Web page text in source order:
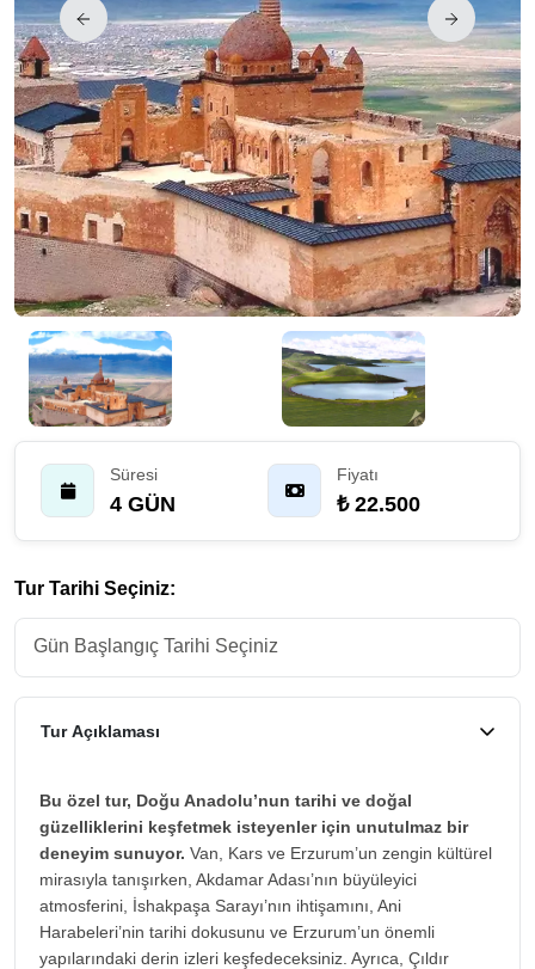
Süresi
4 GÜN
Fiyatı
₺ 22.500
Tur Tarihi Seçiniz:
Tur Açıklaması
Bu özel tur, Doğu Anadolu’nun tarihi ve doğal
güzelliklerini keşfetmek isteyenler için unutulmaz bir
deneyim sunuyor. Van, Kars ve Erzurum’un zengin kültürel
mirasıyla tanışırken, Akdamar Adası’nın büyüleyici
atmosferini, İshakpaşa Sarayı’nın ihtişamını, Ani
Harabeleri’nin tarihi dokusunu ve Erzurum’un önemli
yapılarındaki derin izleri keşfedeceksiniz. Ayrıca, Çıldır